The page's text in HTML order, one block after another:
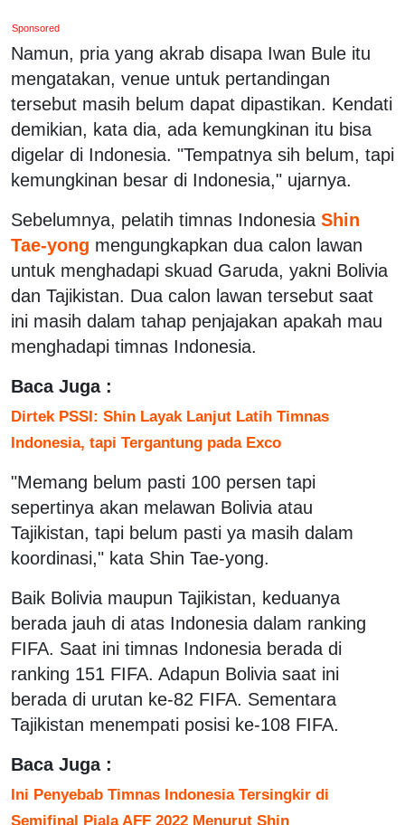
Sponsored
Namun, pria yang akrab disapa Iwan Bule itu
mengatakan, venue untuk pertandingan
tersebut masih belum dapat dipastikan. Kendati
demikian, kata dia, ada kemungkinan itu bisa
digelar di Indonesia. "Tempatnya sih belum, tapi
kemungkinan besar di Indonesia," ujarnya.
Sebelumnya, pelatih timnas Indonesia Shin
Tae-yong mengungkapkan dua calon lawan
untuk menghadapi skuad Garuda, yakni Bolivia
dan Tajikistan. Dua calon lawan tersebut saat
ini masih dalam tahap penjajakan apakah mau
menghadapi timnas Indonesia.
Baca Juga :
Dirtek PSSI: Shin Layak Lanjut Latih Timnas
Indonesia, tapi Tergantung pada Exco
"Memang belum pasti 100 persen tapi
sepertinya akan melawan Bolivia atau
Tajikistan, tapi belum pasti ya masih dalam
koordinasi," kata Shin Tae-yong.
Baik Bolivia maupun Tajikistan, keduanya
berada jauh di atas Indonesia dalam ranking
FIFA. Saat ini timnas Indonesia berada di
ranking 151 FIFA. Adapun Bolivia saat ini
berada di urutan ke-82 FIFA. Sementara
Tajikistan menempati posisi ke-108 FIFA.
Baca Juga :
Ini Penyebab Timnas Indonesia Tersingkir di
Semifinal Piala AFF 2022 Menurut Shin